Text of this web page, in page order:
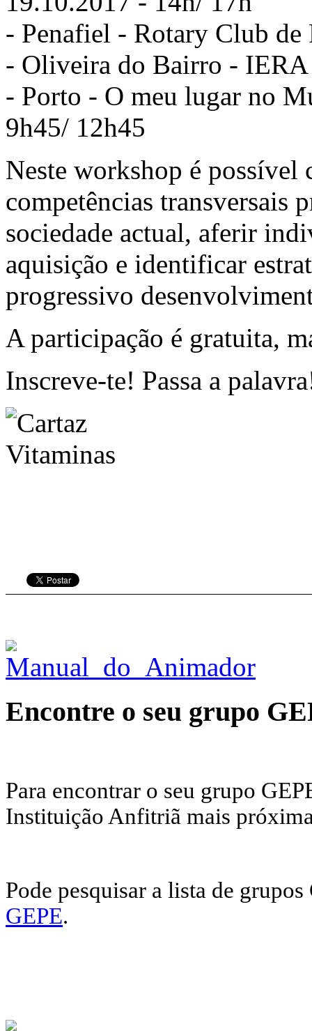
- Penafiel - Rotary Club
- Oliveira do Bairro -
- Porto - O meu lugar no
9h45/ 12h45
Neste workshop é possível
competências transversais
sociedade actual, aferir
aquisição e identificar
progressivo
A participação é gratuita,
Inscreve-te! Passa a
Encontre o seu grupo
Para encontrar o seu grupo
Instituição Anfitriã mais
Pode pesquisar a lista de
GEPE.